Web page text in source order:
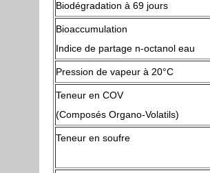
Biodégradation à 69 jours
Bioaccumulation
Indice de partage n-octanol eau
Pression de vapeur à 20°C
Teneur en COV
(Composés Organo-Volatils)
Teneur en soufre